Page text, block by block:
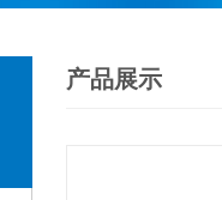
产品展示